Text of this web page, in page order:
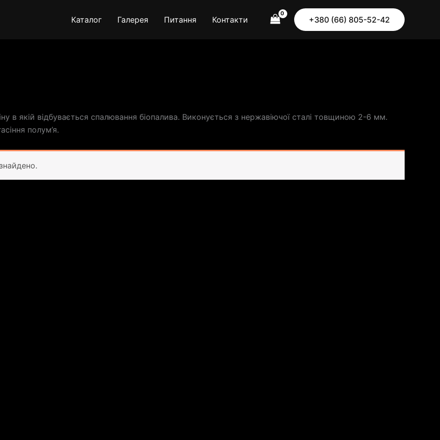
Каталог Галерея Питання Контакти +380 (66) 805-52-42
в якій відбувається спалювання біопалива. Виконується з нержавіючої сталі товщиною 2-6 мм.
полум’я.